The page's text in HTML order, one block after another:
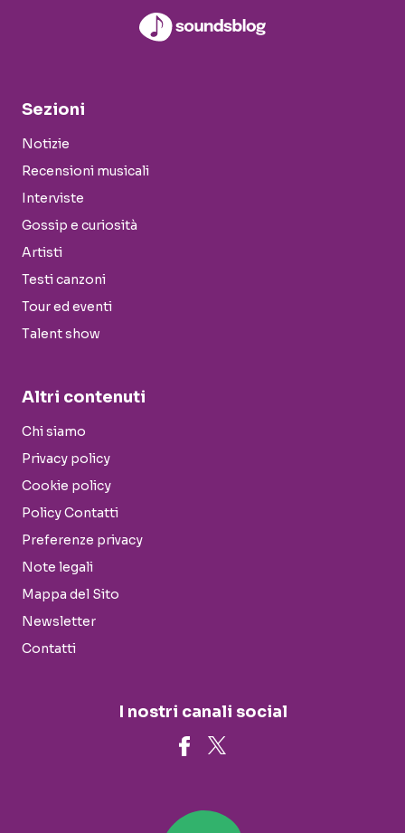
Sezioni
Notizie
Recensioni musicali
Interviste
Gossip e curiosità
Artisti
Testi canzoni
Tour ed eventi
Talent show
Altri contenuti
Chi siamo
Privacy policy
Cookie policy
Policy Contatti
Preferenze privacy
Note legali
Mappa del Sito
Newsletter
Contatti
I nostri canali social